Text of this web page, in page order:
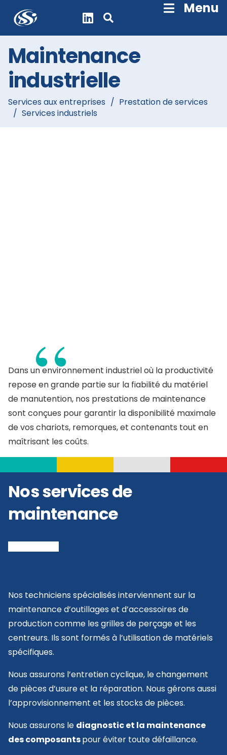
Menu
Maintenance
industrielle
Services aux entreprises / Prestation de services
/ Services industriels
Dans un environnement industriel où la productivité
repose en grande partie sur la fiabilité du matériel
de manutention, nos prestations de maintenance
sont conçues pour garantir la disponibilité maximale
de vos chariots, remorques, et contenants tout en
maîtrisant les coûts.
Nos services de
maintenance
Nos techniciens spécialisés interviennent sur la
maintenance d’outillages et d’accessoires de
production comme les grilles de perçage et les
centreurs. Ils sont formés à l’utilisation de matériels
spécifiques.
Nous assurons l’entretien cyclique, le changement
de pièces d’usure et la réparation. Nous gérons aussi
l’approvisionnement et les stocks de pièces.
Nous assurons le diagnostic et la maintenance
des composantspour éviter toute défaillance.